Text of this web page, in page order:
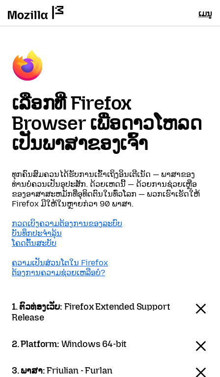
ເມນູ
ເລືອກທີ່ Firefox
Browser ເພື່ອດາວໂຫລດ
ເປັນພາສາຂອງເຈົ້າ
ທຸກຄົນສົມຄວນໄດ້ຮັບການເຂົ້າເຖິງອິນເຕີເນັດ — ພາສາຂອງ
ທ່ານບໍ່ຄວນເປັນອຸປະສັກ. ດ້ວຍເຫດນີ້ — ດ້ວຍການຊ່ວຍເຫຼືອ
ຂອງອາສາສະຫມັກທີ່ອຸທິດຕົນໃນທົ່ວໂລກ — ພວກເຮົາເຮັດໃຫ້
Firefox ມີໃຫ້ໃນຫຼາຍກ່ວາ 90 ພາສາ.
ກວດເບິງຄວາມຕ້ອງການຂອງລະບົບ
ບັນທຶກປະຈຳລຸ້ນ
ໂຄດຕົ້ນສະບັບ
ຄວາມເປັນສ່ວນໂຕໃນ Firefox
ຕ້ອງການຄວາມຊ່ວຍເຫລືອບໍ?
1. ຕົວທ່ອງເວັບ: Firefox Extended Support
Release
2. Platform: Windows 64-bit
3. ພາສາ:Friulian - Furlan